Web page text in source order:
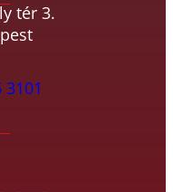
tér 3.
3101